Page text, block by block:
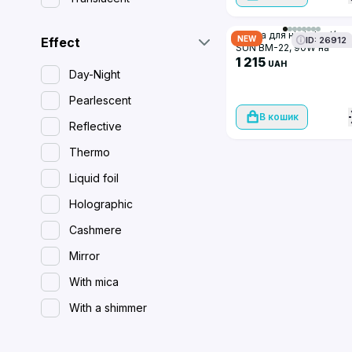
Effect
Day-Night
Pearlescent
Reflective
Thermo
Liquid foil
Holographic
Cashmere
Mirror
With mica
With a shimmer
NEW ID: 26912
Лампа для нігтів Led/uv
SUN BM-22, 90W на
акумуляторі
1 215 UAH
В кошик